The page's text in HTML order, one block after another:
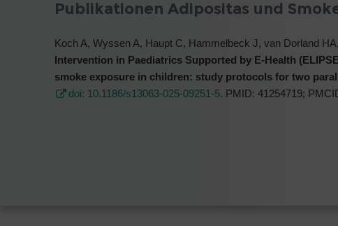
Publikationen Adipositas und
Koch A, Wyssen A, Haupt C, Hammelbeck J, van Dorland
Intervention in Paediatrics Supported by E-Health
smoke exposure in children: study protocols for two
doi: 10.1186/s13063-025-09251-5. PMID: 41254719;